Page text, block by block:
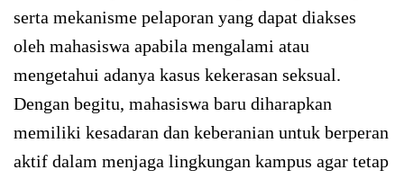
serta mekanisme pelaporan yang dapat diakses
oleh mahasiswa apabila mengalami atau
mengetahui adanya kasus kekerasan seksual.
Dengan begitu, mahasiswa baru diharapkan
memiliki kesadaran dan keberanian untuk berperan
aktif dalam menjaga lingkungan kampus agar tetap